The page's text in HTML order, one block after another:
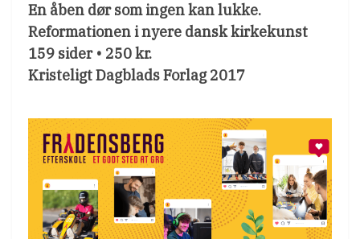
En åben dør som ingen kan lukke.
Reformationen i nyere dansk kirkekunst
159 sider • 250 kr.
Kristeligt Dagblads Forlag 2017